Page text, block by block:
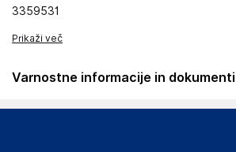
3359531
Prikaži več
Varnostne informacije in dokumenti
Podatki o proizvajalcu